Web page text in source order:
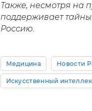
Также, несмотря на
поддерживает
Россию.
Медицина Новости
Искусственный